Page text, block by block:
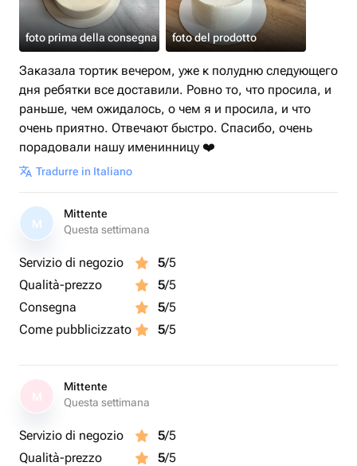
foto prima della consegna foto del prodotto
Заказала тортик вечером, уже к полудню следующего
дня ребятки все доставили. Ровно то, что просила, и
раньше, чем ожидалось, о чем я и просила, и что
очень приятно. Отвечают быстро. Спасибо, очень
порадовали нашу именинницу ❤️
Tradurre in Italiano
M
Mittente
Questa settimana
Servizio di negozio 5/5
Qualità-prezzo
5/5
Consegna
5/5
Come pubblicizzato
5/5
Mittente
Questa settimana
Servizio di negozio 5/5
Qualità-prezzo
5/5